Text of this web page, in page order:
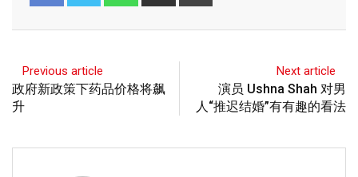
Previous article
政府新政策下药品价格将飙
升
Next article
演员 Ushna Shah 对男
人“推迟结婚”有有趣的看法